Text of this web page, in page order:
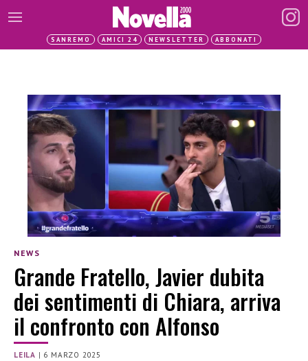
SANREMO AMICI 24 NEWSLETTER ABBONATI
NEWS
Grande Fratello, Javier dubita
dei sentimenti di Chiara, arriva
il confronto con Alfonso
LEILA | 6 MARZO 2025